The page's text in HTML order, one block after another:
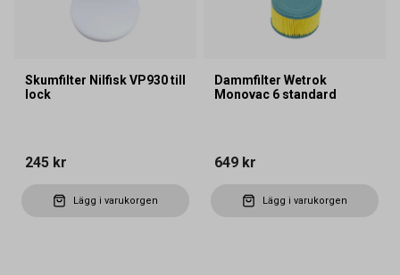
Skumfilter Nilfisk VP930 till
lock
245 kr
Lägg i varukorgen
Dammfilter Wetrok
Monovac 6 standard
649 kr
Lägg i varukorgen